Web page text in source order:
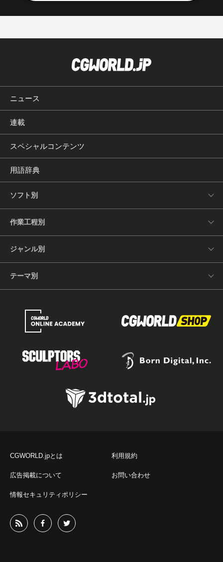
ニュース
連載
スペシャルコンテンツ
用語辞典
ソフト別
作業工程別
ジャンル別
テーマ別
CGWORLD.jpとは 利用規約
広告掲載について お問い合わせ
情報セキュリティポリシー